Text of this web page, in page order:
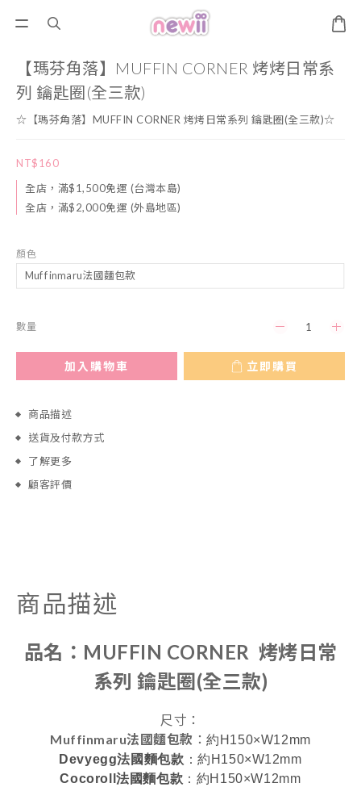
【瑪芬角落】MUFFIN CORNER 烤烤日常系
列 鑰匙圈(全三款)
☆【瑪芬角落】MUFFIN CORNER 烤烤日常系列 鑰匙圈(全三款)☆
NT$160
全店，滿$1,500免運 (台灣本島)
全店，滿$2,000免運 (外島地區)
顏色
數量
加入購物車 立即購買
商品描述
送貨及付款方式
了解更多
顧客評價
商品描述
品名： MUFFIN CORNER 烤烤日常
系列 鑰匙圈(全三款)
尺寸：
Muffinmaru法國麵包款 ：約H150×W12mm
Devyegg法國麵包款 ：約H150×W12mm
Cocoroll法國麵包款 ：約H150×W12mm